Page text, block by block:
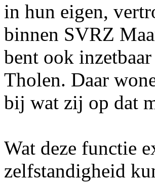
in hun eigen,
binnen SVRZ
bent ook
Tholen. Daar
bij wat zij op dat
Wat deze functie
zelfstandigheid